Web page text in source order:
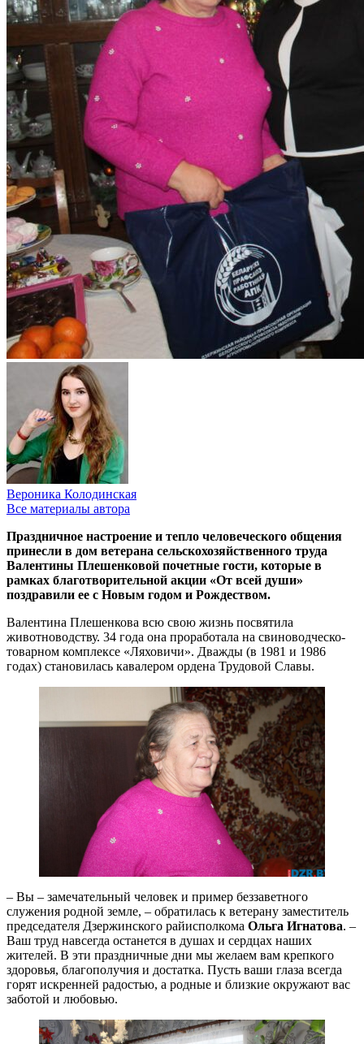
Вероника Колодинская
Все материалы автора
Праздничное настроение и тепло человеческого общения
принесли в дом ветерана сельскохозяйственного труда
Валентины Плешенковой почетные гости, которые в
рамках благотворительной акции «От всей души»
поздравили ее с Новым годом и Рождеством.
Валентина Плешенкова всю свою жизнь посвятила
животноводству. 34 года она проработала на свиноводческо-
товарном комплексе «Ляховичи». Дважды (в 1981 и 1986
годах) становилась кавалером ордена Трудовой Славы.
– Вы – замечательный человек и пример беззаветного
служения родной земле, – обратилась к ветерану заместитель
председателя Дзержинского райисполкома Ольга Игнатова. –
Ваш труд навсегда останется в душах и сердцах наших
жителей. В эти праздничные дни мы желаем вам крепкого
здоровья, благополучия и достатка. Пусть ваши глаза всегда
горят искренней радостью, а родные и близкие окружают вас
заботой и любовью.